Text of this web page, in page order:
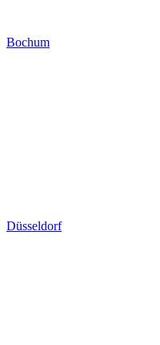
Bochum
Düsseldorf